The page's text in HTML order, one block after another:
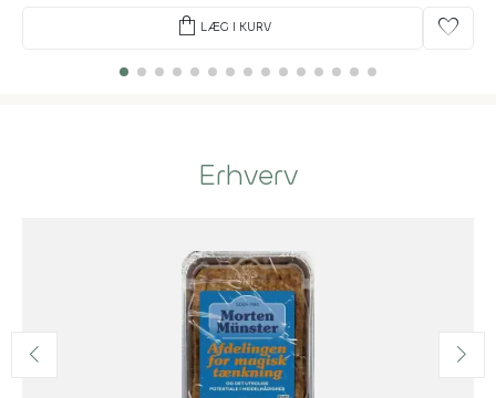
shopping_bag LÆG I KURV favorite
Erhverv